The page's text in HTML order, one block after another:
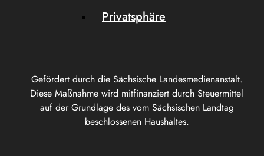
Gefördert durch die Sächsische Landesmedienanstalt.
Diese Maßnahme wird mitfinanziert durch Steuermittel
auf der Grundlage des vom Sächsischen Landtag
beschlossenen Haushaltes.
Privatsphäre